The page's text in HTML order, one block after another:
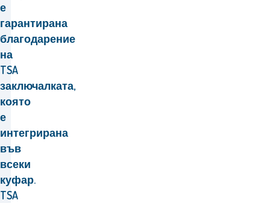
е
гарантирана
благодарение
на
TSA
заключалката,
която
е
интегрирана
във
всеки
куфар.
TSA